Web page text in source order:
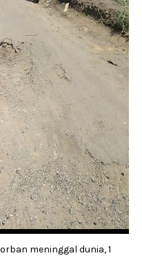
meninggal dunia, 1